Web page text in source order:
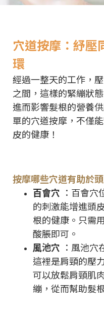
穴道按摩：紓壓
環
經過一整天的工作，
之間，這樣的緊繃狀
進而影響髮根的營養
單的穴道按摩，不僅
皮的健康！
按摩哪些穴道有助於
百會穴 ：百會
的刺激能增進頭
根的健康。只需
酸脹即可。
風池穴 ：風池穴
這裡是肩頸的壓
可以放鬆肩頸肌
繃，從而幫助髮